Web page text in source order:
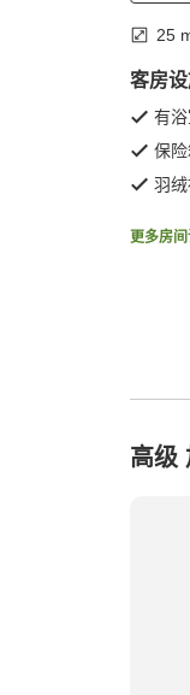
25
客房
有
保
羽
更多房
高级